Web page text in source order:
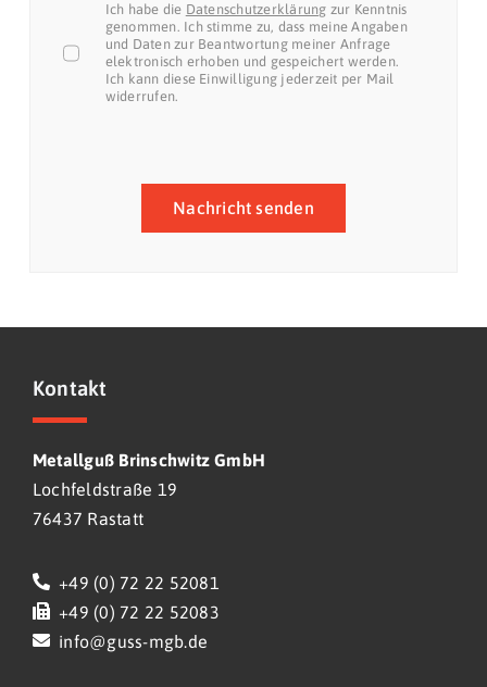
Ich habe die Datenschutzerklärung zur Kenntnis
genommen. Ich stimme zu, dass meine Angaben
und Daten zur Beantwortung meiner Anfrage
elektronisch erhoben und gespeichert werden.
Ich kann diese Einwilligung jederzeit per Mail
widerrufen.
Nachricht senden
Kontakt
Metallguß Brinschwitz GmbH
Lochfeldstraße 19
76437 Rastatt
+49 (0) 72 22 52081
+49 (0) 72 22 52083
info@guss-mgb.de